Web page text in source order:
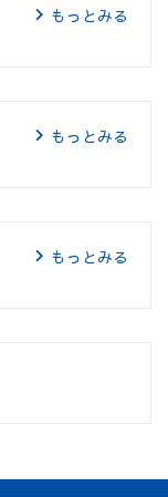
もっとみる
もっとみる
もっとみる